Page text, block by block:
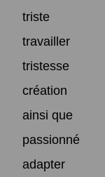
triste
travailler
tristesse
création
ainsi que
passionné
adapter